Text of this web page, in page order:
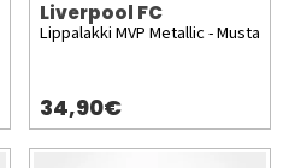
Liverpool FC
Lippalakki MVP Metallic - Musta
34,90€